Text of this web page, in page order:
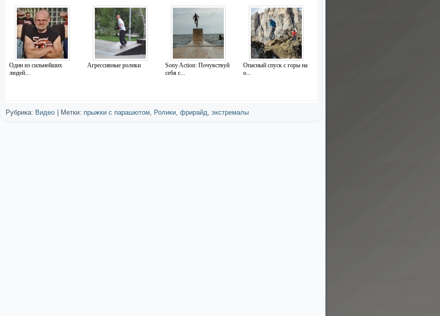
Один из сильнейших
людей...
Агрессивные ролики
Sony Action: Почувствуй
себя с...
Опасный спуск с горы на
о...
Рубрика: Видео Метки: прыжки с парашютом, Ролики, фрирайд, экстремалы